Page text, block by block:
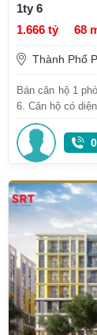
1ty 6
1.666 tỷ
68
Thành Phố
Bán căn hộ 1
6. Căn hộ có